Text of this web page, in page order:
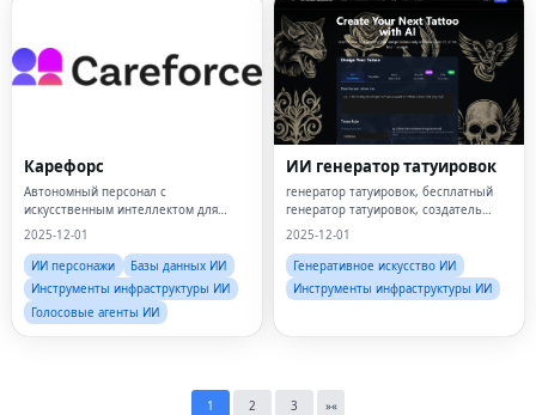
Карефорс
Автономный персонал с
искусственным интеллектом для
координации ухода и
2025-12-01
ИИ персонажи
Базы данных ИИ
Инструменты инфраструктуры ИИ
Голосовые агенты ИИ
ИИ генератор татуировок
генератор татуировок, бесплатный
генератор татуировок, создатель
татуировок с искусственным
генератор изображений татуировок
2025-12-01
Генеративное искусство ИИ
Инструменты инфраструктуры ИИ
1 2 3 »«